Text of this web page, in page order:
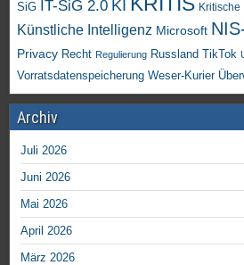
SiG IT-SiG 2.0 KI Kritische
Künstliche Intelligenz Microsoft
Privacy Recht Regulierung Russland TikTok
Vorratsdatenspeicherung Weser-Kurier
Archiv
Juli 2026
Juni 2026
Mai 2026
April 2026
März 2026